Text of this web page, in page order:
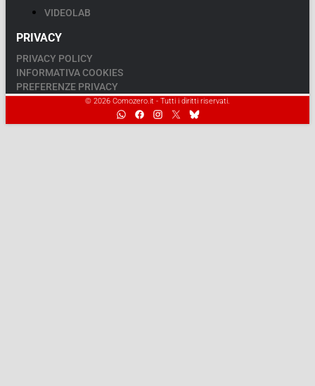
VIDEOLAB
PRIVACY
PRIVACY POLICY
INFORMATIVA COOKIES
PREFERENZE PRIVACY
© 2026 Comozero.it - Tutti i diritti riservati.